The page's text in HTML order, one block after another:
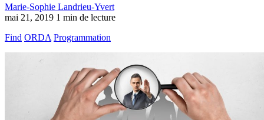
Marie-Sophie Landrieu-Yvert
mai 21, 2019 1 min de lecture
Find ORDA Programmation